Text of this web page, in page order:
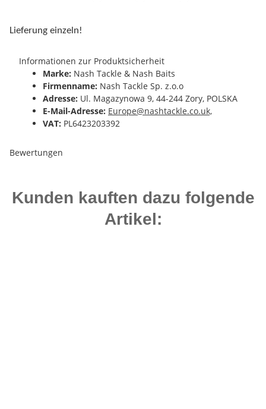
Lieferung einzeln!
Informationen zur Produktsicherheit
Marke: Nash Tackle & Nash Baits
Firmenname: Nash Tackle Sp. z.o.o
Adresse: Ul. Magazynowa 9, 44-244 Zory, POLSKA
E-Mail-Adresse: Europe@nashtackle.co.uk,
VAT: PL6423203392
Bewertungen
Kunden kauften dazu folgende
Artikel: